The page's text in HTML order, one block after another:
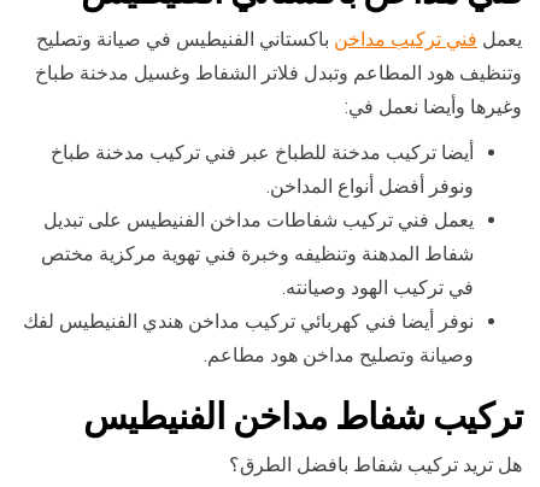
يعمل فني تركيب مداخن باكستاني الفنيطيس في صيانة وتصليح
وتنظيف هود المطاعم وتبدل فلاتر الشفاط وغسيل مدخنة طباخ
وغيرها وأيضا نعمل في:
أيضا تركيب مدخنة للطباخ عبر فني تركيب مدخنة طباخ
ونوفر أفضل أنواع المداخن.
يعمل فني تركيب شفاطات مداخن الفنيطيس على تبديل
شفاط المدهنة وتنظيفه وخبرة فني تهوية مركزية مختص
في تركيب الهود وصيانته.
نوفر أيضا فني كهربائي تركيب مداخن هندي الفنيطيس لفك
وصيانة وتصليح مداخن هود مطاعم.
تركيب شفاط مداخن الفنيطيس
هل تريد تركيب شفاط بافضل الطرق؟